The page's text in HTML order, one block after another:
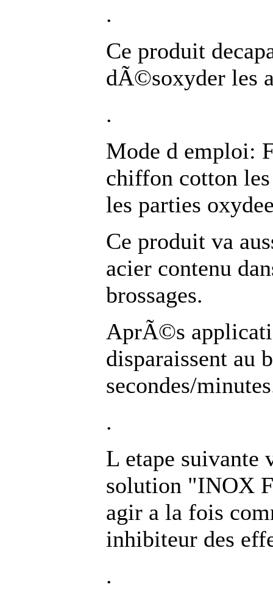
.
Ce produit
dÃ©soxyder les
.
Mode d emploi:
chiffon cotton
les parties
Ce produit va
acier contenu
brossages.
AprÃ©s
disparaissent au
secondes/
.
L etape suivante
solution "INOX
agir a la fois
inhibiteur des
.